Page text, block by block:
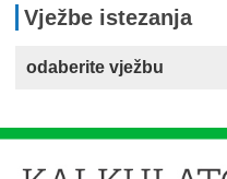
Vježbe istezanja